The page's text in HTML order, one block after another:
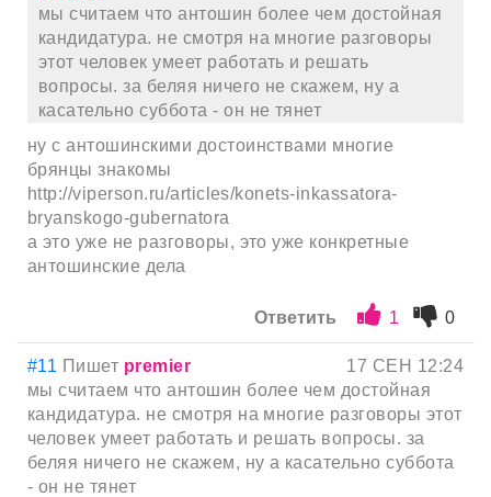
мы считаем что антошин более чем достойная
кандидатура. не смотря на многие разговоры
этот человек умеет работать и решать
вопросы. за беляя ничего не скажем, ну а
касательно суббота - он не тянет
ну с антошинскими достоинствами многие
брянцы знакомы
http://viperson.ru/articles/konets-inkassatora-
bryanskogo-gubernatora
а это уже не разговоры, это уже конкретные
антошинские дела
Ответить 1 0
#11 Пишет premier
17 СЕН 12:24
мы считаем что антошин более чем достойная
кандидатура. не смотря на многие разговоры этот
человек умеет работать и решать вопросы. за
беляя ничего не скажем, ну а касательно суббота
- он не тянет